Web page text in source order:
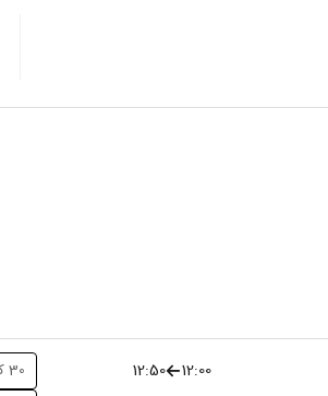
12:00
12:50 30 کیلوگرم بار مجاز